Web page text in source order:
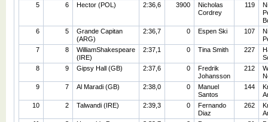
5
6 Hector (POL) 2:36,6 3900
Nicholas
Cordrey
119
6
5
Grande Capitan
(ARG)
2:36,7 0 Espen Ski 107
7
8
WilliamShakespeare
(IRE)
2:37,1 0 Tina Smith 227
8
9 Gipsy Hall (GB) 2:37,6 0
Fredrik
Johansson
212
9
7 Al Maradi (GB) 2:38,0 0
Manuel
Santos
144
10
2 Talwandi (IRE) 2:39,3 0
Fernando
Diaz
262